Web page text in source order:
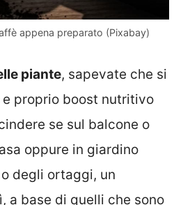
appena preparato (Pixabay)
piante, sapevate che si
proprio boost nutritivo
se sul balcone o
oppure in giardino
degli ortaggi, un
a base di quelli che sono